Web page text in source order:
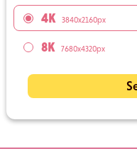
4K 3840x2160px
8K 7680x4320px